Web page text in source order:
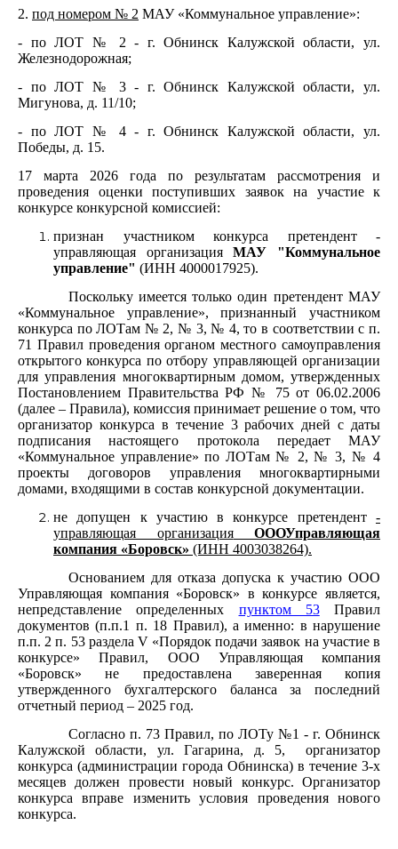
2. под номером № 2 МАУ «Коммунальное управление»:
- по ЛОТ № 2 - г. Обнинск Калужской области, ул.
Железнодорожная;
- по ЛОТ № 3 - г. Обнинск Калужской области, ул.
Мигунова, д. 11/10;
- по ЛОТ № 4 - г. Обнинск Калужской области, ул.
Победы, д. 15.
17 марта 2026 года по результатам рассмотрения и
проведения оценки поступивших заявок на участие к
конкурсе конкурсной комиссией:
признан участником конкурса претендент -
управляющая организацияМАУ "Коммунальное
управление" (ИНН 4000017925).
Поскольку имеется только один претендент МАУ
«Коммунальное управление», признанный участником
конкурса по ЛОТам № 2, № 3, № 4, то в соответствии с п.
71 Правил проведения органом местного самоуправления
открытого конкурса по отбору управляющей организации
для управления многоквартирным домом, утвержденных
Постановлением Правительства РФ № 75 от 06.02.2006
(далее – Правила), комиссия принимает решение о том, что
организатор конкурса в течение 3 рабочих дней с даты
подписания настоящего протокола передает МАУ
«Коммунальное управление» по ЛОТам № 2, № 3, № 4
проекты договоров управления многоквартирными
домами, входящими в состав конкурсной документации.
не допущен к участию в конкурсе претендент -
управляющая организацияОООУправляющая
компания «Боровск» (ИНН 4003038264).
Основанием для отказа допуска к участию ООО
Управляющая компания «Боровск» в конкурсе является,
непредставление определенных пунктом 53Правил
документов (п.п.1 п. 18 Правил), а именно: в нарушение
п.п. 2 п. 53 раздела V «Порядок подачи заявок на участие в
конкурсе» Правил, ООО Управляющая компания
«Боровск» не предоставлена заверенная копия
утвержденного бухгалтерского баланса за последний
отчетный период – 2025 год.
Согласно п. 73 Правил, по ЛОТу №1 - г. Обнинск
Калужской области, ул. Гагарина, д. 5, организатор
конкурса (администрации города Обнинска) в течение 3-х
месяцев должен провести новый конкурс. Организатор
конкурса вправе изменить условия проведения нового
конкурса.